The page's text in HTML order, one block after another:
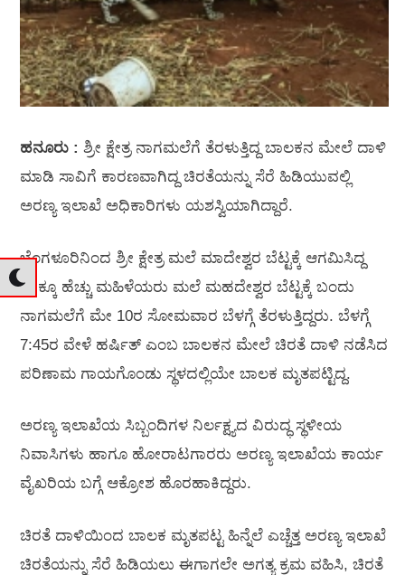
ಹನೂರು : ಶ್ರೀ ಕ್ಷೇತ್ರ ನಾಗಮಲೆಗೆ ತೆರಳುತ್ತಿದ್ದ ಬಾಲಕನ ಮೇಲೆ ದಾಳಿ
ಮಾಡಿ ಸಾವಿಗೆ ಕಾರಣವಾಗಿದ್ದ ಚಿರತೆಯನ್ನು ಸೆರೆ ಹಿಡಿಯುವಲ್ಲಿ
ಅರಣ್ಯ ಇಲಾಖೆ ಅಧಿಕಾರಿಗಳು ಯಶಸ್ವಿಯಾಗಿದ್ದಾರೆ.
ಬೆಂಗಳೂರಿನಿಂದ ಶ್ರೀ ಕ್ಷೇತ್ರ ಮಲೆ ಮಾದೇಶ್ವರ ಬೆಟ್ಟಕ್ಕೆ ಆಗಮಿಸಿದ್ದ
6ರಕ್ಕೂ ಹೆಚ್ಚು ಮಹಿಳೆಯರು ಮಲೆ ಮಹದೇಶ್ವರ ಬೆಟ್ಟಕ್ಕೆ ಬಂದು
ನಾಗಮಲೆಗೆ ಮೇ 10ರ ಸೋಮವಾರ ಬೆಳಗ್ಗೆ ತೆರಳುತ್ತಿದ್ದರು. ಬೆಳಗ್ಗೆ
7:45ರ ವೇಳೆ ಹರ್ಷಿತ್ ಎಂಬ ಬಾಲಕನ ಮೇಲೆ ಚಿರತೆ ದಾಳಿ ನಡೆಸಿದ
ಪರಿಣಾಮ ಗಾಯಗೊಂಡು ಸ್ಥಳದಲ್ಲಿಯೇ ಬಾಲಕ ಮೃತಪಟ್ಟಿದ್ದ.
ಅರಣ್ಯ ಇಲಾಖೆಯ ಸಿಬ್ಬಂದಿಗಳ ನಿರ್ಲಕ್ಷ್ಯದ ವಿರುದ್ಧ ಸ್ಥಳೀಯ
ನಿವಾಸಿಗಳು ಹಾಗೂ ಹೋರಾಟಗಾರರು ಅರಣ್ಯ ಇಲಾಖೆಯ ಕಾರ್ಯ
ವೈಖರಿಯ ಬಗ್ಗೆ ಆಕ್ರೋಶ ಹೊರಹಾಕಿದ್ದರು.
ಚಿರತೆ ದಾಳಿಯಿಂದ ಬಾಲಕ ಮೃತಪಟ್ಟ ಹಿನ್ನೆಲೆ ಎಚ್ಚೆತ್ತ ಅರಣ್ಯ ಇಲಾಖೆ
ಚಿರತೆಯನ್ನು ಸೆರೆ ಹಿಡಿಯಲು ಈಗಾಗಲೇ ಅಗತ್ಯ ಕ್ರಮ ವಹಿಸಿ, ಚಿರತೆ